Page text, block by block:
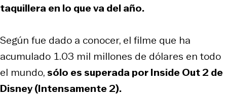
taquillera en lo que va del año.
Según fue dado a conocer, el filme que ha
acumulado 1.03 mil millones de dólares en todo
el mundo,sólo es superada por Inside Out 2 de
Disney (Intensamente 2).